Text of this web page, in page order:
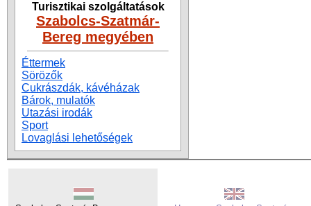
Turisztikai szolgáltatások
Szabolcs-Szatmár-
Bereg megyében
Éttermek
Sörözők
Cukrászdák, kávéházak
Bárok, mulatók
Utazási irodák
Sport
Lovaglási lehetőségek